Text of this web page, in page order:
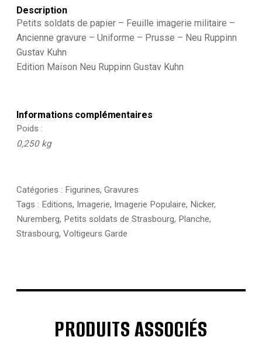
Description
Petits soldats de papier – Feuille imagerie militaire –
Ancienne gravure – Uniforme – Prusse – Neu Ruppinn
Gustav Kuhn
Edition Maison Neu Ruppinn Gustav Kuhn
Informations complémentaires
Poids
0,250 kg
Catégories : Figurines, Gravures
Tags : Editions, Imagerie, Imagerie Populaire, Nicker,
Nuremberg, Petits soldats de Strasbourg, Planche,
Strasbourg, Voltigeurs Garde
PRODUITS ASSOCIÉS